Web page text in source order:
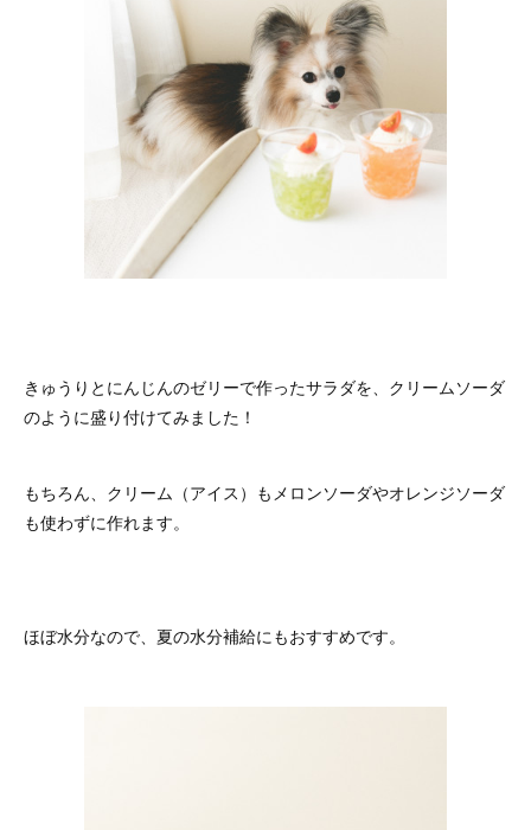
きゅうりとにんじんのゼリーで作ったサラダを、クリームソーダ
のように盛り付けてみました！
もちろん、クリーム（アイス）もメロンソーダやオレンジソーダ
も使わずに作れます。
ほぼ水分なので、夏の水分補給にもおすすめです。